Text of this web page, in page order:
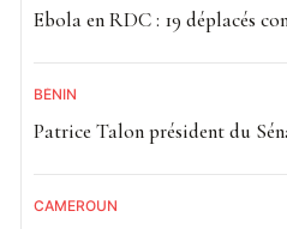
Ebola en RDC : 19 déplacés
BÉNIN
Patrice Talon président du
CAMEROUN